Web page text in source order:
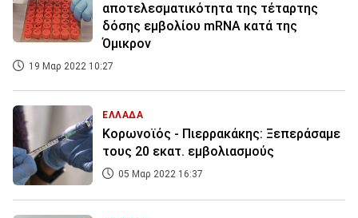
αποτελεσματικότητα της τέταρτης
δόσης εμβολίου mRNA κατά της
Όμικρον
19 Μαρ 2022 10:27
ΕΛΛΑΔΑ
Κορωνοϊός - Πιερρακάκης: Ξεπεράσαμε
τους 20 εκατ. εμβολιασμούς
05 Μαρ 2022 16:37